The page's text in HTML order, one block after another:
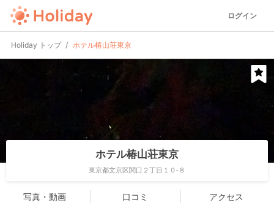
ログイン
Holiday トップ ホテル椿山荘東京
ホテル椿山荘東京
東京都文京区関口２丁目１０-８
写真・動画 口コミ アクセス